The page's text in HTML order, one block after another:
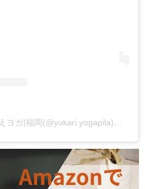
高山 ゆかり|自律神経ととのえヨガ|福岡(@yukari.yogapila)がシェアした投稿